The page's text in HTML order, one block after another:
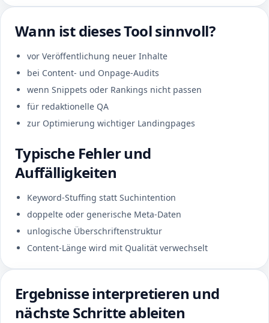
Wann ist dieses Tool sinnvoll?
vor Veröffentlichung neuer Inhalte
bei Content- und Onpage-Audits
wenn Snippets oder Rankings nicht passen
für redaktionelle QA
zur Optimierung wichtiger Landingpages
Typische Fehler und
Auffälligkeiten
Keyword-Stuffing statt Suchintention
doppelte oder generische Meta-Daten
unlogische Überschriftenstruktur
Content-Länge wird mit Qualität verwechselt
Ergebnisse interpretieren und
nächste Schritte ableiten